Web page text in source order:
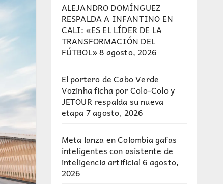
ALEJANDRO DOMÍNGUEZ
RESPALDA A INFANTINO EN
CALI: «ES EL LÍDER DE LA
TRANSFORMACIÓN DEL
FÚTBOL»8 agosto, 2026
El portero de Cabo Verde
Vozinha ficha por Colo-Colo y
JETOUR respalda su nueva
etapa7 agosto, 2026
Meta lanza en Colombia gafas
inteligentes con asistente de
inteligencia artificial 6 agosto,
2026